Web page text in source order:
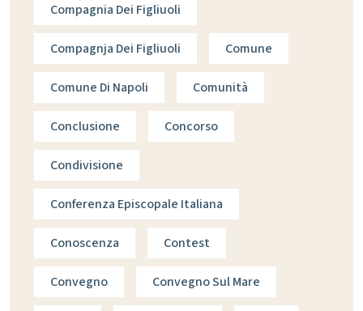
Compagnia Dei Figliuoli
Compagnja Dei Figliuoli Comune
Comune Di Napoli Comunità
Conclusione Concorso
Condivisione
Conferenza Episcopale Italiana
Conoscenza Contest
Convegno Convegno Sul Mare